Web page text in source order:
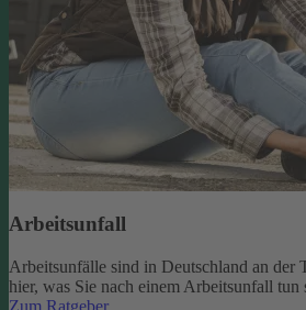
Arbeitsunfall
Arbeitsunfälle sind in Deutschland an der
hier, was Sie nach einem Arbeitsunfall tun
Zum Ratgeber